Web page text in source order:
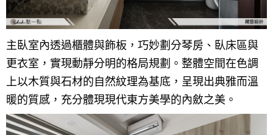
主臥室內透過櫃體與飾板，巧妙劃分琴房、臥床區與
更衣室，實現動靜分明的格局規劃。整體空間在色調
上以木質與石材的自然紋理為基底，呈現出典雅而溫
暖的質感，充分體現現代東方美學的內斂之美。